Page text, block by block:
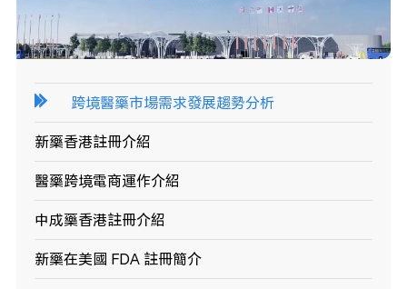
跨境醫藥市場需求發展趨勢分析
新藥香港註冊介紹
醫藥跨境電商運作介紹
中成藥香港註冊介紹
新藥在美國 FDA 註冊簡介